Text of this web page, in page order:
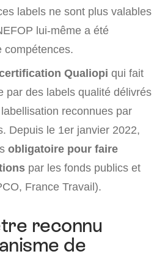
labels ne sont plus valables
lui-même a été
compétences.
Qualiopi qui fait
par des labels qualité délivrés
reconnues par
Depuis le 1er janvier 2022,
obligatoire pour faire
par les fonds publics et
France Travail).
reconnu
de